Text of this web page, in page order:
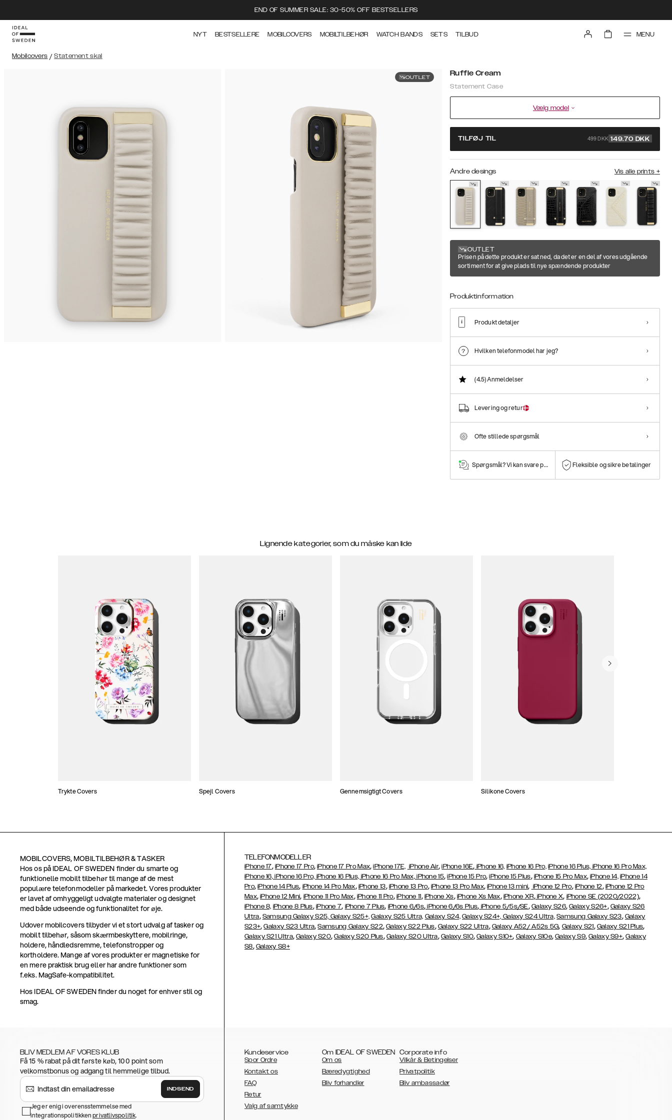
END OF SUMMER SALE: 30-50% OFF BESTSELLERS
NYT BESTSELLERE MOBILCOVERS MOBILTILBEHØR WATCH BANDS SETS TILBUD MENU
Mobilcovers / Statement skal
OUTLET Ruffle Cream
Statement Case
Vælg model
TILFØJ TIL 499 DKK 149.70 DKK
Andre desings Vis alle prints +
OUTLET
Prisen på dette produkt er sat ned, da det er en del af vores udgående
sortiment for at give plads til nye spændende produkter
Produktinformation
Produkt detaljer
Hvilken telefonmodel har jeg?
(4.5)Anmeldelser
Levering og retur
Ofte stillede spørgsmål
Spørgsmål? Vi kan svare på dem! Fleksible og sikre betalinger
Lignende kategorier, som du måske kan lide
Trykte Covers Spejl Covers Gennemsigtigt Covers Silikone Covers
MOBILCOVERS, MOBILTILBEHØR & TASKER
Hos os på IDEAL OF SWEDEN finder du smarte og
funktionelle mobilt tilbehør til mange af de mest
populære telefonmodeller på markedet. Vores produkter
er lavet af omhyggeligt udvalgte materialer og designet
med både udseende og funktionalitet for øje.
Udover mobilcovers tilbyder vi et stort udvalg af tasker og
mobilt tilbehør, såsom skærmbeskyttere, mobilringe,
holdere, håndledsremme, telefonstropper og
kortholdere. Mange af vores produkter er magnetiske for
en mere praktisk brug eller har andre funktioner som
f.eks. MagSafe-kompatibilitet.
Hos IDEAL OF SWEDEN finder du noget for enhver stil og
smag.
TELEFONMODELLER
iPhone 17, iPhone 17 Pro,iPhone 17 Pro Max,iPhone 17E, iPhone Air,iPhone 16E, iPhone 16, iPhone 16 Pro, iPhone 16 Plus, iPhone 16 Pro Max,
iPhone 16, iPhone 16 Pro, iPhone 16 Plus, iPhone 16 Pro Max, iPhone 15,iPhone 15 Pro,iPhone 15 Plus, iPhone 15 Pro Max,iPhone 14, iPhone 14
Pro,iPhone 14 Plus, iPhone 14 Pro Max, iPhone 13, iPhone 13 Pro, iPhone 13 Pro Max,iPhone 13 mini, iPhone 12 Pro, iPhone 12, iPhone 12 Pro
Max,iPhone 12 Mini, iPhone 11 Pro Max, iPhone 11 Pro, iPhone 11, iPhone Xs, iPhone Xs Max, iPhone XR,iPhone X, iPhone SE (2020/2022),
iPhone 8, iPhone 8 Plus, iPhone 7, iPhone 7 Plus, iPhone 6/6s, iPhone 6/6s Plus, iPhone 5/5s/SE, Galaxy S26,Galaxy S26+, Galaxy S26
Ultra, Samsung Galaxy S25, Galaxy S25+, Galaxy S25 Ultra, Galaxy S24, Galaxy S24+, Galaxy S24 Ultra, Samsung Galaxy S23, Galaxy
S23+,Galaxy S23 Ultra,Samsung Galaxy S22,Galaxy S22 Plus, Galaxy S22 Ultra, Galaxy A52/ A52s 5G, Galaxy S21, Galaxy S21 Plus,
Galaxy S21 Ultra,Galaxy S20,Galaxy S20 Plus, Galaxy S20 Ultra, Galaxy S10,Galaxy S10+, Galaxy S10e,Galaxy S9,Galaxy S9+,Galaxy
S8, Galaxy S8+
BLIV MEDLEM AF VORES KLUB
Få 15 % rabat på dit første køb, 100 point som
velkomstbonus og adgang til hemmelige tilbud.
INDSEND
Jeg er enig i overensstemmelse med
integrationspolitikkenprivatlivspolitik.
Kundeservice
Spor Ordre
Kontakt os
FAQ
Retur
Valg af samtykke
Om IDEAL OF SWEDEN
Om os
Bæredygtighed
Bliv forhandler
Corporate info
Vilkår & Betingelser
Privatpolitik
Bliv ambassadør